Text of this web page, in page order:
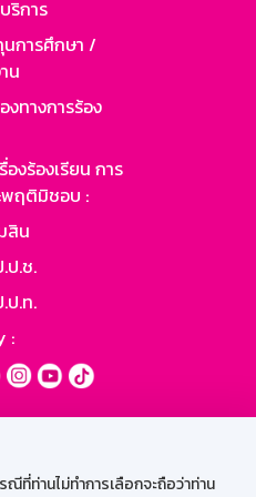
ที่ท่านไม่ทำการเลือกจะถือว่าท่าน
ริการ
การศึกษา /
น
งทางการร้อง
องร้องเรียน การ
พฤติมิชอบ :
สิน
ป.ช.
ป.ท.
: